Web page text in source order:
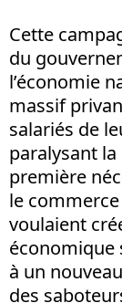
Cette
du
l’économie
massif
salariés de
paralysant
première
le
voulaient
économique
à un
des